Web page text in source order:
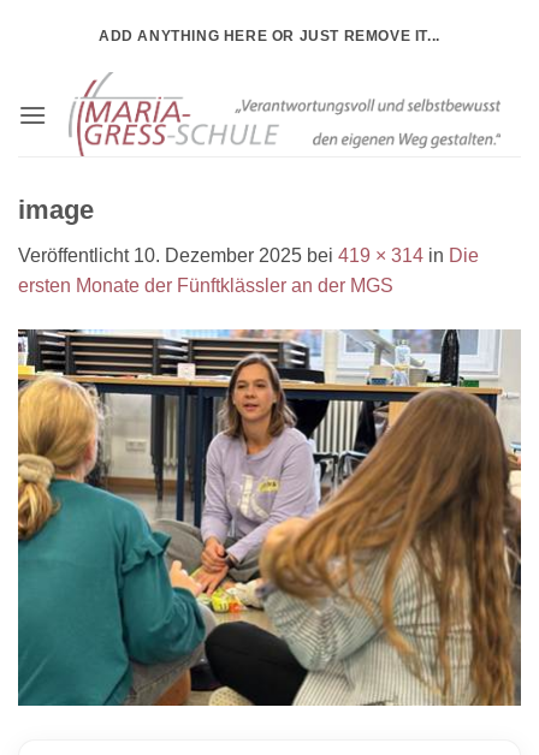
ADD ANYTHING HERE OR JUST REMOVE IT...
image
Veröffentlicht 10. Dezember 2025 bei 419 × 314 in Die
ersten Monate der Fünftklässler an der MGS